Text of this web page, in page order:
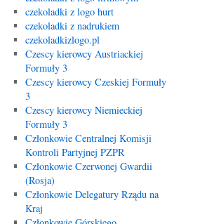
czekoladki z logo hurt
czekoladki z nadrukiem
czekoladkizlogo.pl
Czescy kierowcy Austriackiej
Formuły 3
Czescy kierowcy Czeskiej Formuły
3
Czescy kierowcy Niemieckiej
Formuły 3
Członkowie Centralnej Komisji
Kontroli Partyjnej PZPR
Członkowie Czerwonej Gwardii
(Rosja)
Członkowie Delegatury Rządu na
Kraj